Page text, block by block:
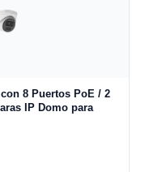
8 Puertos PoE / 2
IP Domo para